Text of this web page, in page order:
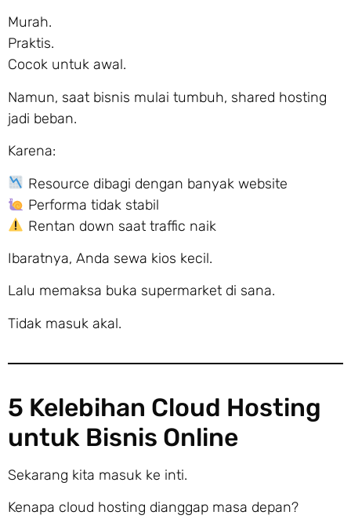
Murah.
Praktis.
Cocok untuk awal.
Namun, saat bisnis mulai tumbuh, shared hosting
jadi beban.
Karena:
Resource dibagi dengan banyak website
Performa tidak stabil
Rentan down saat traffic naik
Ibaratnya, Anda sewa kios kecil.
Lalu memaksa buka supermarket di sana.
Tidak masuk akal.
5 Kelebihan Cloud Hosting
untuk Bisnis Online
Sekarang kita masuk ke inti.
Kenapa cloud hosting dianggap masa depan?